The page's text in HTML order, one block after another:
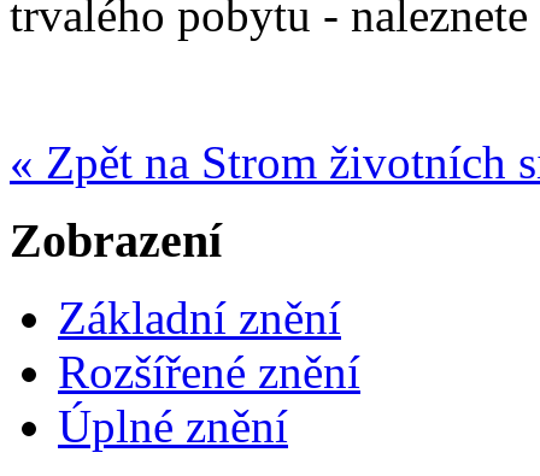
trvalého pobytu - naleznete
« Zpět na Strom životních
Zobrazení
Základní znění
Rozšířené znění
Úplné znění